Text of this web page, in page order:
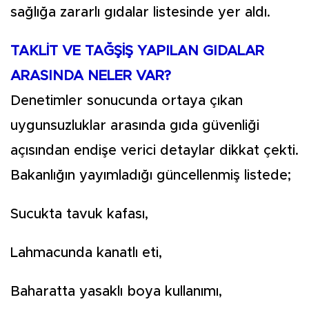
sağlığa zararlı gıdalar listesinde yer aldı.
TAKLİT VE TAĞŞİŞ YAPILAN GIDALAR
ARASINDA NELER VAR?
Denetimler sonucunda ortaya çıkan
uygunsuzluklar arasında gıda güvenliği
açısından endişe verici detaylar dikkat çekti.
Bakanlığın yayımladığı güncellenmiş listede;
Sucukta tavuk kafası,
Lahmacunda kanatlı eti,
Baharatta yasaklı boya kullanımı,